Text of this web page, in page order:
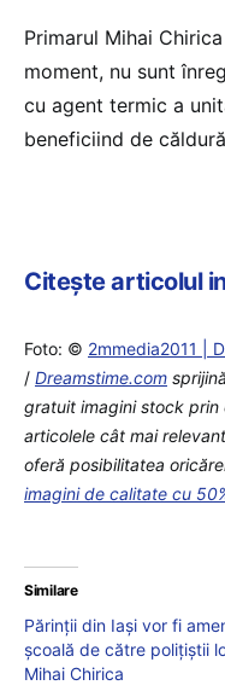
Primarul Mihai
moment, nu sunt
cu agent termic a
beneficiind de
Citește articolul
Foto: © 2mmedia2011 |
/ Dreamstime.com
gratuit imagini stock prin
articolele cât mai
oferă posibilitatea
imagini de calitate cu
Similare
Părinții din Iași vor fi
școală de către polițiștii
Mihai Chirica